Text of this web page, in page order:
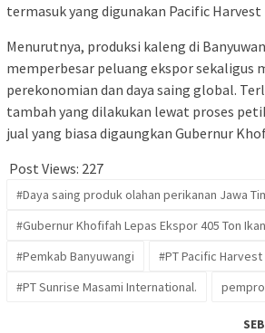
termasuk yang digunakan Pacific
Menurutnya, produksi kaleng di
memperbesar peluang ekspor sekaligus
perekonomian dan daya saing global.
tambah yang dilakukan lewat proses
jual yang biasa digaungkan Gubernur
Post Views: 227
#Daya saing produk olahan perikanan Jawa
#Gubernur Khofifah Lepas Ekspor 405 Ton
#Pemkab Banyuwangi
#PT Pacific
#PT Sunrise Masami International.